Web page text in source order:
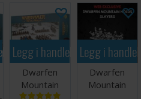
Legg i handlekurven
Dwarfen
Mountain
Legg i
Dwarfen
Mountain